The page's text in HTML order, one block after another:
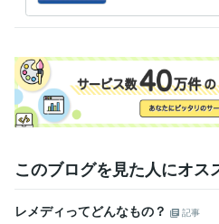
へ
このブログを見た人にオス
レメディってどんなもの？
記事